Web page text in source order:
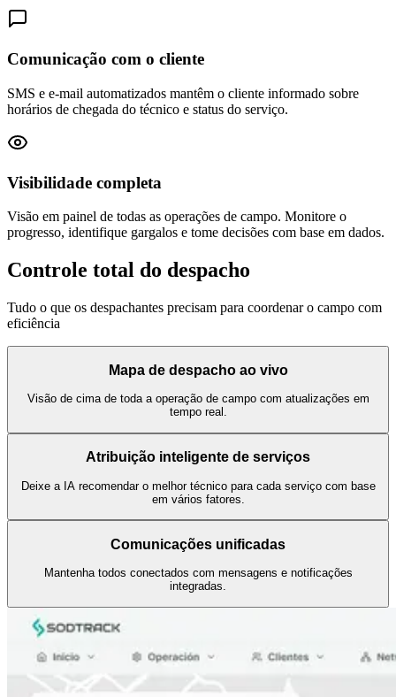
Comunicação com o cliente
SMS e e-mail automatizados mantêm o cliente informado sobre
horários de chegada do técnico e status do serviço.
Visibilidade completa
Visão em painel de todas as operações de campo. Monitore o
progresso, identifique gargalos e tome decisões com base em dados.
Controle total do despacho
Tudo o que os despachantes precisam para coordenar o campo com
eficiência
Mapa de despacho ao vivo
Visão de cima de toda a operação de campo com atualizações em
tempo real.
Atribuição inteligente de serviços
Deixe a IA recomendar o melhor técnico para cada serviço com base
em vários fatores.
Comunicações unificadas
Mantenha todos conectados com mensagens e notificações
integradas.